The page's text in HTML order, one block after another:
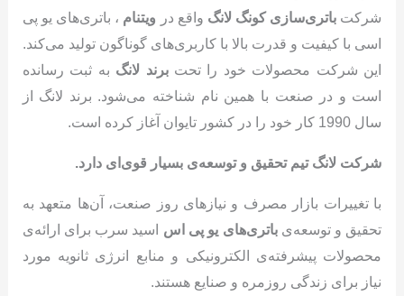
شرکت باتری‌سازی کونگ لانگ واقع در ویتنام ، باتری‌های یو پی
اسی با کیفیت و قدرت بالا با کاربری‌های گوناگون تولید می‌کند.
این شرکت محصولات خود را تحتبرند لانگ به ثبت رسانده
است و در صنعت با همین نام شناخته می‌شود. برند لانگ از
سال 1990 کار خود را در کشور تایوان آغاز کرده است.
شرکت لانگ تیم تحقیق و توسعه‌ی بسیار قوی‌ای دارد.
با تغییرات بازار مصرف و نیازهای روز صنعت، آن‌ها متعهد به
تحقیق و توسعه‌یباتری‌های یو پی اس اسید سرب برای ارائه‌ی
محصولات پیشرفته‌ی الکترونیکی و منابع انرژی ثانویه مورد
نیاز برای زندگی روزمره و صنایع هستند.